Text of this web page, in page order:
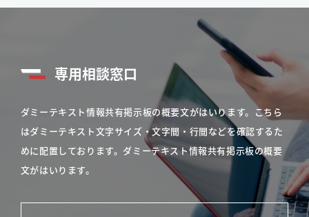
専用相談窓口
ダミーテキスト情報共有掲示板の概要文がはいります。こちら
はダミーテキスト文字サイズ・文字間・行間などを確認するた
めに配置しております。ダミーテキスト情報共有掲示板の概要
文がはいります。